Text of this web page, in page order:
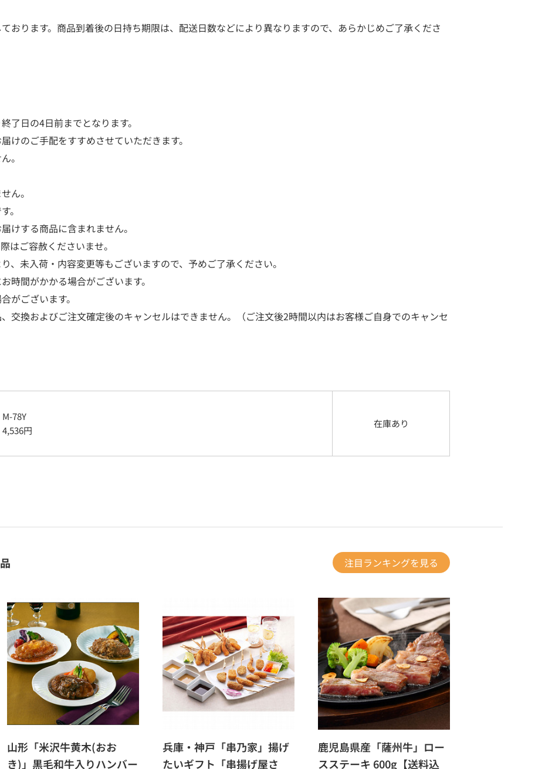
おります。商品到着後の日持ち期限は、配送日数などにより異なりますので、あらかじめご了承くださ
了日の4日前までとなります。
けのご手配をすすめさせていただきます。
。
ん。
。
けする商品に含まれません。
はご容赦くださいませ。
、未入荷・内容変更等もございますので、予めご了承ください。
時間がかかる場合がございます。
がございます。
交換およびご注文確定後のキャンセルはできません。（ご注文後2時間以内はお客様ご自身でのキャンセ
M-78Y
4,536円
在庫あり
注目ランキングを見る
山形「米沢牛黄木(おお
き)」黒毛和牛入りハンバー
兵庫・神戸「串乃家」揚げ
たいギフト「串揚げ屋さ
鹿児島県産「薩州牛」ロー
スステーキ 600g【送料込